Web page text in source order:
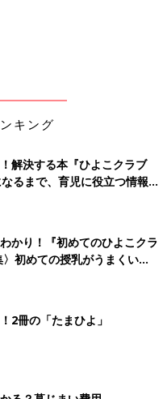
キング
解決する本『ひよこクラブ
るまで、育児に役立つ情報が
かり！『初めてのひよこクラ
初めての授乳がうまくい
基本と夏のトラブル 解決テ
2冊の「たまひよ」